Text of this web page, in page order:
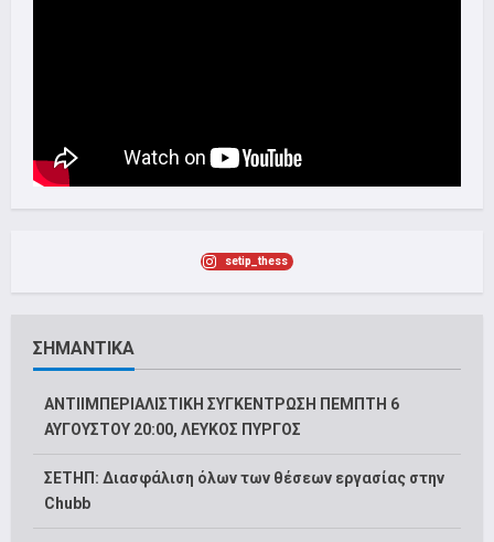
setip_thess
ΣΗΜΑΝΤΙΚΑ
ΑΝΤΙΙΜΠΕΡΙΑΛΙΣΤΙΚΗ ΣΥΓΚΕΝΤΡΩΣΗ ΠΕΜΠΤΗ 6
ΑΥΓΟΥΣΤΟΥ 20:00, ΛΕΥΚΟΣ ΠΥΡΓΟΣ
ΣΕΤΗΠ: Διασφάλιση όλων των θέσεων εργασίας στην
Chubb